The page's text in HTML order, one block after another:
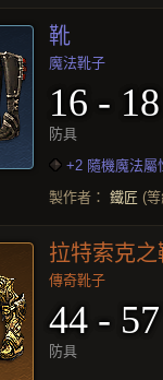
靴
魔法靴子
16 - 18
防具
+2 隨機魔法屬
製作者： 鐵匠 (
拉特索克之
傳奇靴子
44 - 57
防具